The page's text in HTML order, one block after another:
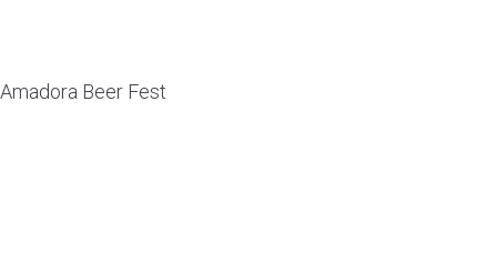
Amadora Beer Fest